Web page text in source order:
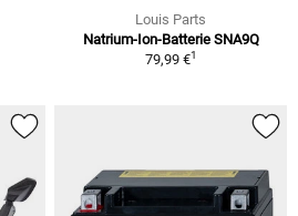
Louis Parts
Natrium-Ion-Batterie SNA9Q
79,99 €1